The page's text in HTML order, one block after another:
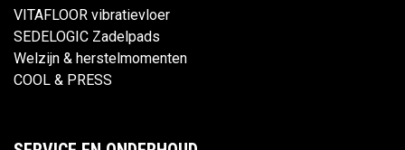
VITAFLOOR vibratievloer
SEDELOGIC Zadelpads
Welzijn & herstelmomenten
COOL & PRESS